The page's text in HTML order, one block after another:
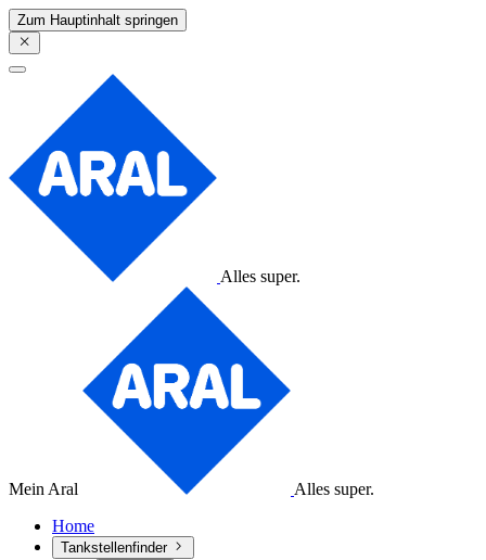
Zum Hauptinhalt springen
Alles super.
Mein Aral
Alles super.
Home
Tankstellenfinder